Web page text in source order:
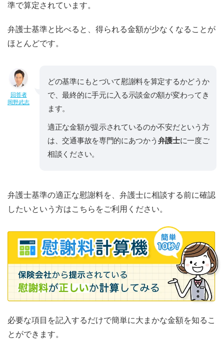
準で算定されています。
弁護士基準と比べると、得られる金額が少なくなることが
ほとんどです。
回答者
岡野武志
どの基準にもとづいて慰謝料を算定するかどうか
で、最終的に手元に入る示談金の額が変わってき
ます。
適正な金額が提示されているのか不安だという方
は、交通事故を専門的にあつかう 弁護士に一度ご
相談ください。
弁護士基準の適正な慰謝料を、弁護士に相談する前に確認
したいという方はこちらをご利用ください。
必要な項目を記入するだけで簡単に大まかな金額を知るこ
とができます。